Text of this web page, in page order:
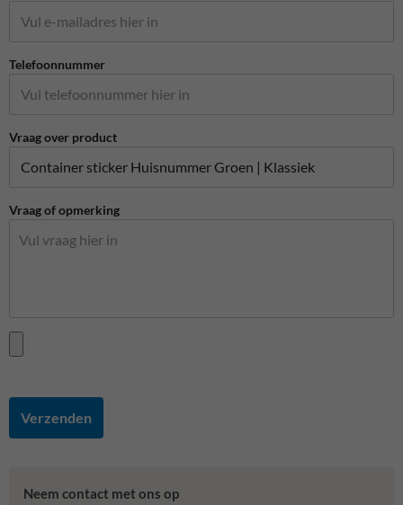
Telefoonnummer
Vraag over product
Vraag of opmerking
Verzenden
Neem contact met ons op